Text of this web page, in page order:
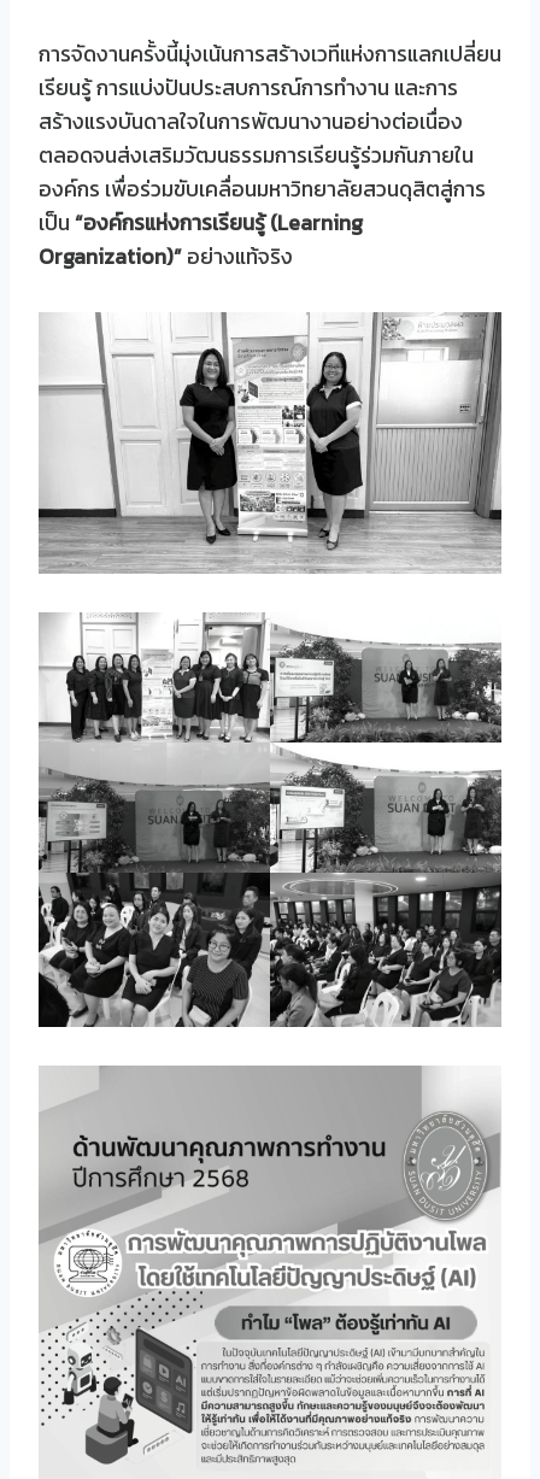
การจัดงานครั้งนี้มุ่งเน้นการสร้างเวทีแห่งการแลกเปลี่ยน
เรียนรู้ การแบ่งปันประสบการณ์การทำงาน และการ
สร้างแรงบันดาลใจในการพัฒนางานอย่างต่อเนื่อง
ตลอดจนส่งเสริมวัฒนธรรมการเรียนรู้ร่วมกันภายใน
องค์กร เพื่อร่วมขับเคลื่อนมหาวิทยาลัยสวนดุสิตสู่การ
เป็น“องค์กรแห่งการเรียนรู้ (Learning
Organization)”อย่างแท้จริง